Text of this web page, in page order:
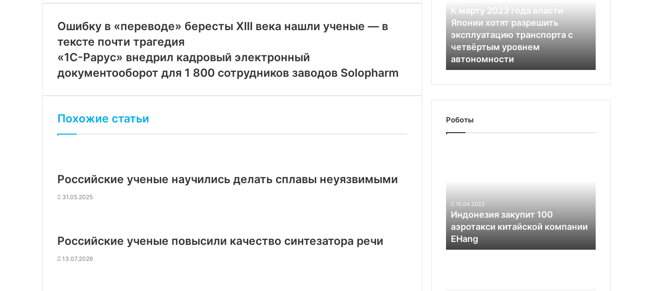
электронную
Ошибку в «переводе» бересты XIII века нашли ученые — в
тексте почти трагедия
«1С-Рарус» внедрил кадровый электронный
документооборот для 1 800 сотрудников заводов Solopharm
Похожие статьи
Российские ученые научились делать сплавы неуязвимыми
31.05.2025
Российские ученые повысили качество синтезатора речи
13.07.2026
власти
Японии
разрешить
эксплуатацию
транспорта
с
автономности
К марту 2023 года власти
Японии хотят разрешить
эксплуатацию транспорта с
четвёртым уровнем
автономности
Роботы
EHang
15.04.2022
Индонезия закупит 100
аэротакси китайской компании
EHang